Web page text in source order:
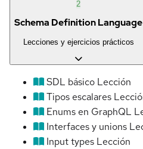
2
Schema Definition Language
Lecciones y ejercicios prácticos
SDL básico Lección
Tipos escalares
Enums en GraphQL
Interfaces y unions
Input types Lección